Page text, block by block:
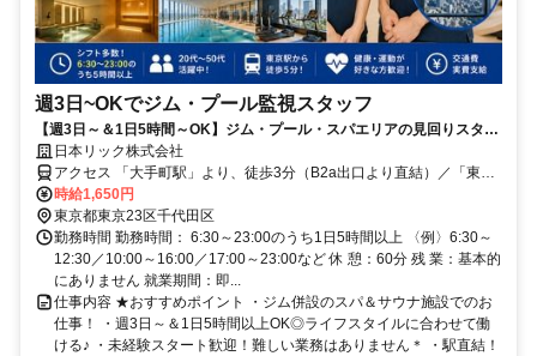
週3日~OKでジム・プール監視スタッフ
【週3日～＆1日5時間～OK】ジム・プール・スパエリアの見回りスタッ
フ募集！
日本リック株式会社
アクセス 「大手町駅」より、徒歩3分（B2a出口より直結）／「東京
駅」より、徒歩5分
時給1,650円
東京都東京23区千代田区
勤務時間 勤務時間： 6:30～23:00のうち1日5時間以上 〈例〉6:30～
12:30／10:00～16:00／17:00～23:00など 休 憩：60分 残 業：基本的
にありません 就業期間：即...
仕事内容 ★おすすめポイント ・ジム併設のスパ＆サウナ施設でのお
仕事！ ・週3日～＆1日5時間以上OK◎ライフスタイルに合わせて働
ける♪ ・未経験スタート歓迎！難しい業務はありません＊ ・駅直結！